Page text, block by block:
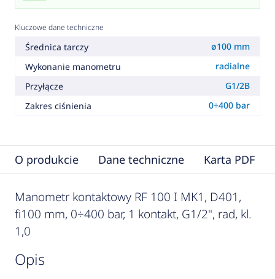
Kluczowe dane techniczne
Średnica tarczy
ø100 mm
Wykonanie manometru
radialne
Przyłącze
G1/2B
Zakres ciśnienia
0÷400 bar
O produkcie Dane techniczne Karta PDF
Manometr kontaktowy RF 100 I MK1, D401,
fi100 mm, 0÷400 bar, 1 kontakt, G1/2", rad, kl.
1,0
opis